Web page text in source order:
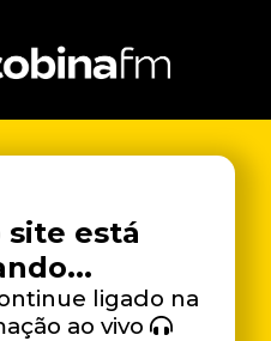
site está
ligado na
ao vivo